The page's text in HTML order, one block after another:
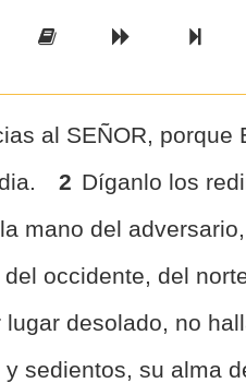
Chapter
Read the Full
Next Next
al SEÑOR,
2 Díganlo los
mano del adversario,
occidente, del
lugar desolado, no
y sedientos, su alma